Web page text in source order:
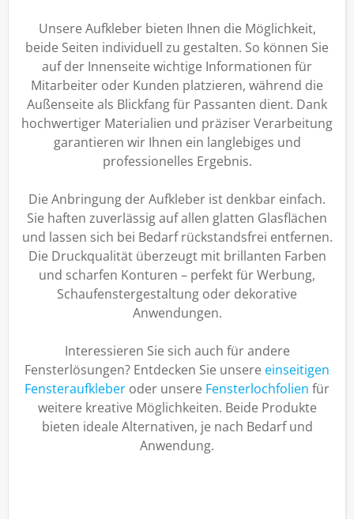
Unsere Aufkleber bieten Ihnen die Möglichkeit,
beide Seiten individuell zu gestalten. So können Sie
auf der Innenseite wichtige Informationen für
Mitarbeiter oder Kunden platzieren, während die
Außenseite als Blickfang für Passanten dient. Dank
hochwertiger Materialien und präziser Verarbeitung
garantieren wir Ihnen ein langlebiges und
professionelles Ergebnis.
Die Anbringung der Aufkleber ist denkbar einfach.
Sie haften zuverlässig auf allen glatten Glasflächen
und lassen sich bei Bedarf rückstandsfrei entfernen.
Die Druckqualität überzeugt mit brillanten Farben
und scharfen Konturen – perfekt für Werbung,
Schaufenstergestaltung oder dekorative
Anwendungen.
Interessieren Sie sich auch für andere
Fensterlösungen? Entdecken Sie unsere einseitigen
Fensteraufkleber oder unsere Fensterlochfolien für
weitere kreative Möglichkeiten. Beide Produkte
bieten ideale Alternativen, je nach Bedarf und
Anwendung.